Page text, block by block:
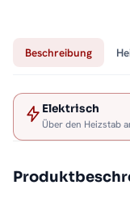
Beschreibung
Elektrisch
Über den Heizstab